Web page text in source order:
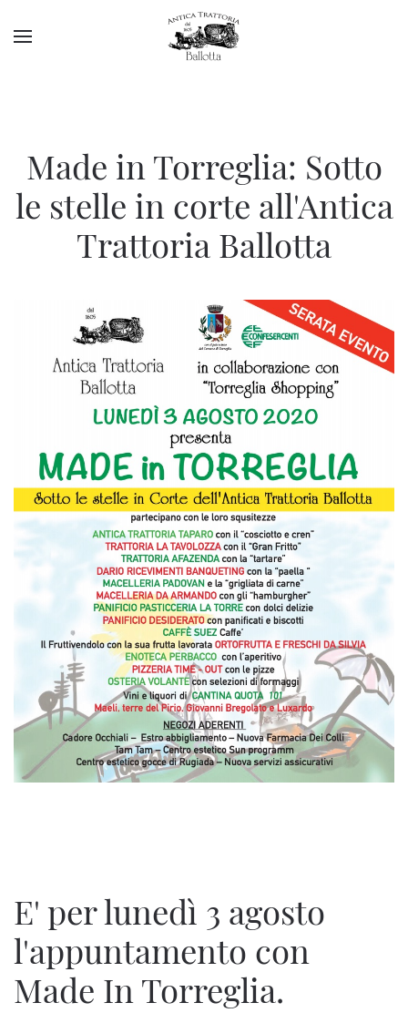
Made in Torreglia: Sotto
le stelle in corte all'Antica
Trattoria Ballotta
E' per lunedì 3 agosto
l'appuntamento con
Made In Torreglia.